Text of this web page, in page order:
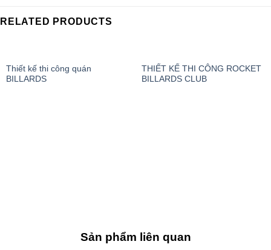
RELATED PRODUCTS
Thiết kế thi công quán
BILLARDS
THIẾT KẾ THI CÔNG ROCKET
BILLARDS CLUB
Sản phẩm liên quan